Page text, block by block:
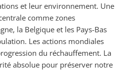
et leur environnement. Une
comme zones
la Belgique et les Pays-Bas
Les actions mondiales
du réchauffement. La
absolue pour préserver notre